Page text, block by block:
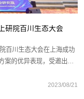
研院百川生态大会
百川生态大会在上海成功
的优异表现，受邀出席
场一直以来，上海产业研
2023/08/21